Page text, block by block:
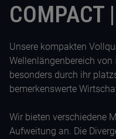
Unsere kompakten
Wellenlängenbereich
besonders durch ihr
bemerkenswerte
Wir bieten verschiedene
Aufweitung an. Die